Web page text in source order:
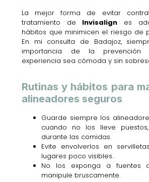
La mejor forma de evitar
tratamiento de Invisalign es
hábitos que minimicen el riesgo de
En mi consulta de Badajoz,
importancia de la
experiencia sea cómoda y sin
Rutinas y hábitos para
alineadores seguros
Guarde siempre los
cuando no los lleve
durante las comidas.
Evite envolverlos en
lugares poco visibles.
No los exponga a fuentes
manipule bruscamente.